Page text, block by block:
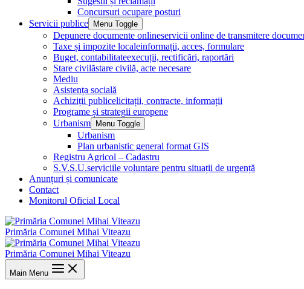
Concursuri ocupare posturi
Servicii publice
Menu Toggle
Depunere documente onlineservicii online de transmitere
Taxe și impozite localeinformații, acces, formulare
Buget, contabilitateexecuții, rectificări, raportări
Stare civilăstare civilă, acte necesare
Mediu
Asistența socială
Achiziții publicelicitații, contracte, informații
Programe și strategii europene
Urbanism
Menu Toggle
Urbanism
Plan urbanistic general format GIS
Registru Agricol – Cadastru
S.V.S.U.serviciile voluntare pentru situații de urgență
Anunțuri și comunicate
Contact
Monitorul Oficial Local
Primăria Comunei Mihai Viteazu
Primăria Comunei Mihai Viteazu
Main Menu